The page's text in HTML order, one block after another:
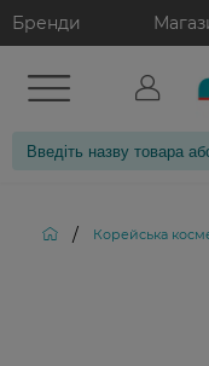
Бренди
/ Корейська